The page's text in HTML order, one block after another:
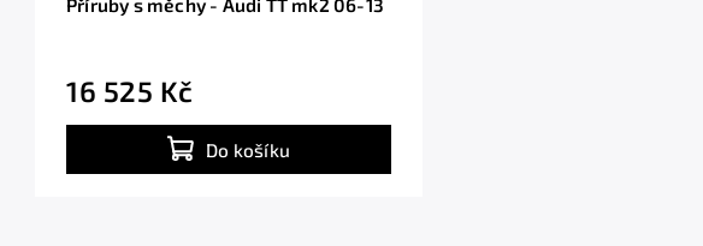
Příruby s měchy - Audi TT mk2 06-13
16 525 Kč
Do košíku